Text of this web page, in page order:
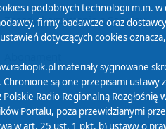
Zasady korzystania z Serwisu
i podobnych technologii m.in.
firmy badawcze oraz
dotyczących cookies
materiały sygnowane
Chronione są one przepisami
Radio Regionalną
Portalu, poza przewidzianymi
w art. 25 ust. 1 pkt. b) ustawy o